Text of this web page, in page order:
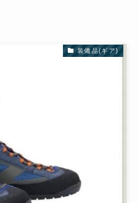
装備品(ギア)